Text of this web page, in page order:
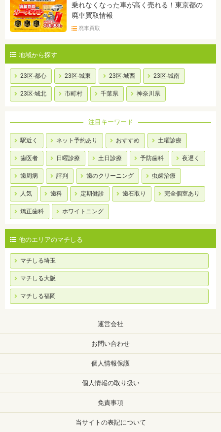
乗れなくなった車が高く売れる！東京都の
廃車買取情報
廃車買取
地域から探す
23区-都心 23区-城東 23区-城西 23区-城南
23区-城北 市町村 千葉県 神奈川県
注目キーワード
駅近く ネット予約あり おすすめ 土曜診療
歯医者 日曜診療 土日診療 予防歯科 夜遅く
歯周病 評判 歯のクリーニング 虫歯治療
人気 歯科 定期健診 歯石取り 完全個室あり
矯正歯科 ホワイトニング
他のエリアのマチしる
マチしる埼玉
マチしる大阪
マチしる福岡
運営会社
お問い合わせ
個人情報保護
個人情報の取り扱い
免責事項
当サイトの表記について